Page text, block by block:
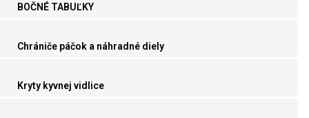
BOČNÉ TABUĽKY
Chrániče páčok a náhradné diely
Kryty kyvnej vidlice